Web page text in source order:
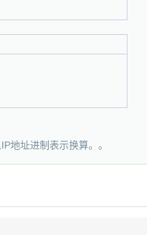
地址进制表示换算。。